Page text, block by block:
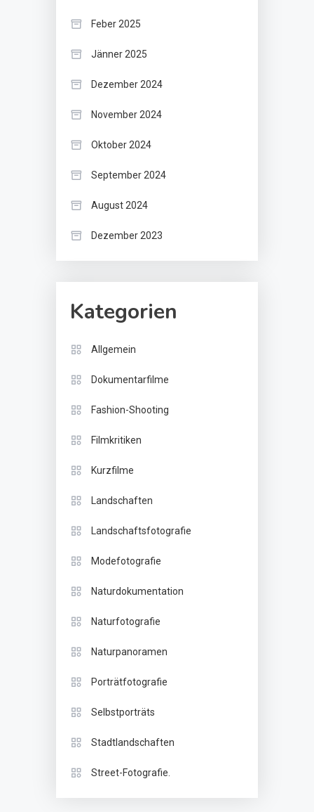
Feber 2025
Jänner 2025
Dezember 2024
November 2024
Oktober 2024
September 2024
August 2024
Dezember 2023
Kategorien
Allgemein
Dokumentarfilme
Fashion-Shooting
Filmkritiken
Kurzfilme
Landschaften
Landschaftsfotografie
Modefotografie
Naturdokumentation
Naturfotografie
Naturpanoramen
Porträtfotografie
Selbstporträts
Stadtlandschaften
Street-Fotografie.